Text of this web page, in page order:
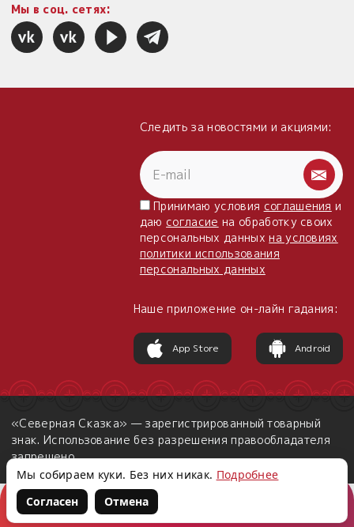
Корзина Войти
Мы в соц. сетях:
Следить за новостями и акциями:
Принимаю условия соглашения и
даю согласие на обработку своих
персональных данныхна условиях
политики использования
персональных данных
Наше приложение он-лайн гадания:
App Store Android
«Северная Сказка» — зарегистрированный товарный
знак. Использование без разрешения правообладателя
запрещено.
Мы собираем куки. Без них никак. Подробнее
Согласен
Отмена